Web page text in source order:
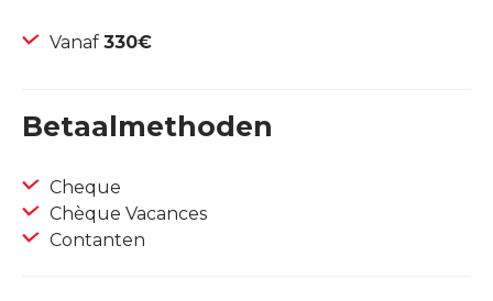
Vanaf 330€
Betaalmethoden
Cheque
Chèque Vacances
Contanten